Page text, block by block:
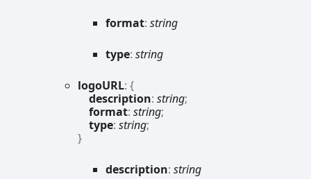
format: string
type: string
logoURL: {
description: string;
format: string;
type: string;
}
description: string